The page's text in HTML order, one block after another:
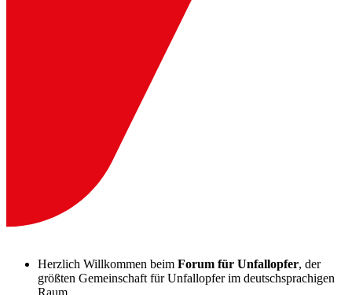
Herzlich Willkommen beim Forum für Unfallopfer, der
größten Gemeinschaft für Unfallopfer im deutschsprachigen
Raum.